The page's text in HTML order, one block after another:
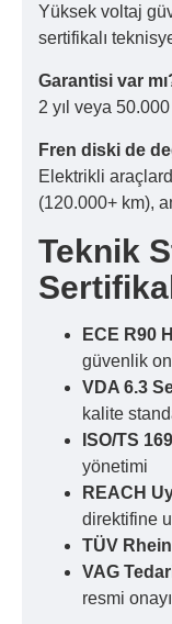
Yüksek voltaj
sertifikalı
Garantisi var
2 yıl veya
Fren diski de
Elektrikli
(120.000+ km),
Teknik
ECE R90
güvenlik
VDA 6.3
kalite
ISO/TS
yönetimi
REACH
direktifine
TÜV
VAG
resmi onayı